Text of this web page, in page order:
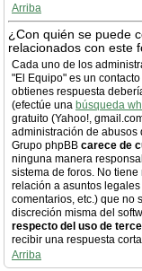
Arriba
¿Con quién se puede
relacionados con este
Cada uno de los
"El Equipo" es un
obtienes respuesta
(efectúe una búsqueda
gratuito (Yahoo!,
administración de abusos
Grupo phpBB carece de
ninguna manera
sistema de foros. No
relación a asuntos
comentarios, etc.) que no
discreción misma del
respecto del uso de
recibir una respuesta
Arriba